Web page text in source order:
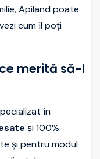
Apiland poate
cum îl poți
merită să-l
în
și 100%
și pentru modul